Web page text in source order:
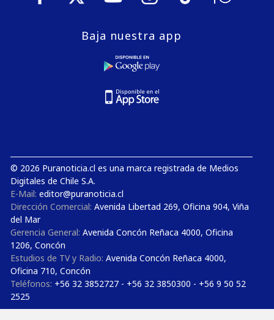
Baja nuestra app
© 2026 Puranoticia.cl es una marca registrada de Medios
Digitales de Chile S.A.
E-Mail: editor@puranoticia.cl
Dirección Comercial: Avenida Libertad 269, Oficina 904, Viña
del Mar
Gerencia General: Avenida Concón Reñaca 4000, Oficina
1206, Concón
Estudios de TV y Radio: Avenida Concón Reñaca 4000,
Oficina 710, Concón
Teléfonos: +56 32 3852727 - +56 32 3850300 - +56 9 50 52
2525